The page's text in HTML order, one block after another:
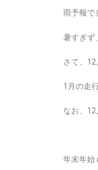
雨予報で
暑すぎず
さて、
1月の走
なお、12
年末年始